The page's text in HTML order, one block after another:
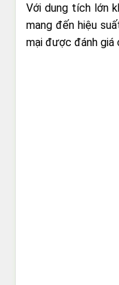
Với dung tích lớn
mang đến hiệu
mại được đánh giá